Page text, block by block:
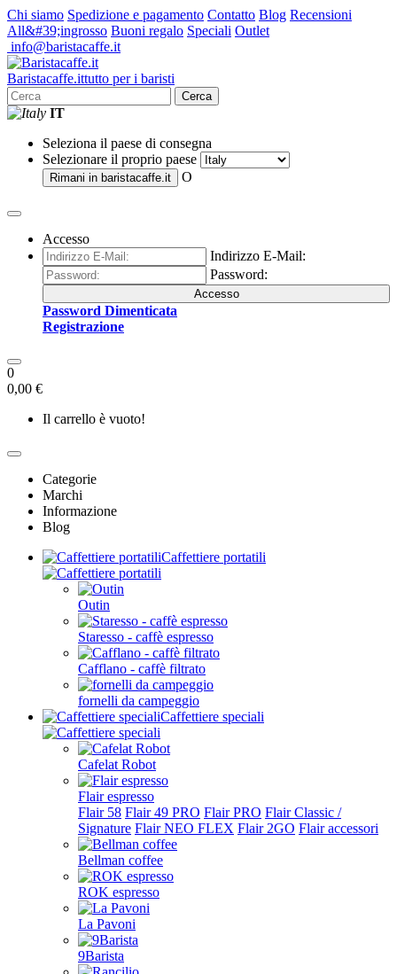
Chi siamo Spedizione e pagamento Contatto Blog Recensioni
All&#39;ingrosso Buoni regalo Speciali Outlet
info@baristacaffe.it
Baristacaffe.ittutto per i baristi
Cerca
IT
Seleziona il paese di consegna
Selezionare il proprio paese
Rimani in baristacaffe.it O
Accesso
Indirizzo E-Mail:
Password:
Accesso
Password Dimenticata
Registrazione
0
0,00 €
Il carrello è vuoto!
Categorie
Marchi
Informazione
Blog
Caffettiere portatili
Outin
Staresso - caffè espresso
Cafflano - caffè filtrato
fornelli da campeggio
Caffettiere speciali
Cafelat Robot
Flair espresso
Flair 58 Flair 49 PRO Flair PRO Flair Classic /
Signature Flair NEO FLEX Flair 2GO Flair accessori
Bellman coffee
ROK espresso
La Pavoni
9Barista